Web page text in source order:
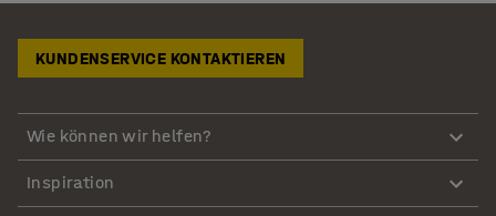
KUNDENSERVICE KONTAKTIEREN
Wie können wir helfen?
Inspiration